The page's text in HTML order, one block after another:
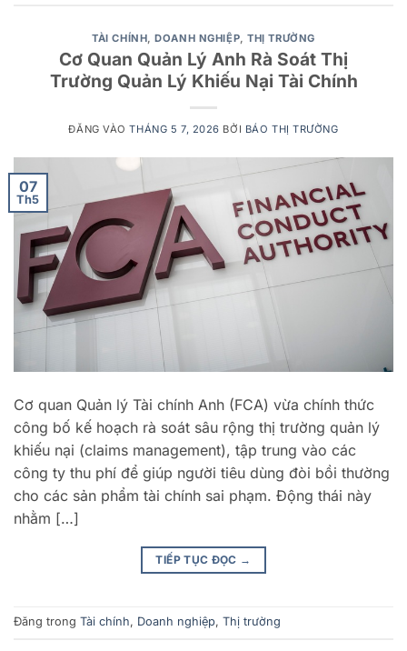
TÀI CHÍNH ,DOANH NGHIỆP ,THỊ TRƯỜNG
Cơ Quan Quản Lý Anh Rà Soát Thị
Trường Quản Lý Khiếu Nại Tài Chính
ĐĂNG VÀOTHÁNG 5 7, 2026 BỞI BÁO THỊ TRƯỜNG
07
Th5
Cơ quan Quản lý Tài chính Anh (FCA) vừa chính thức
công bố kế hoạch rà soát sâu rộng thị trường quản lý
khiếu nại (claims management), tập trung vào các
công ty thu phí để giúp người tiêu dùng đòi bồi thường
cho các sản phẩm tài chính sai phạm. Động thái này
nhằm […]
TIẾP TỤC ĐỌC →
Đăng trong Tài chính, Doanh nghiệp, Thị trường